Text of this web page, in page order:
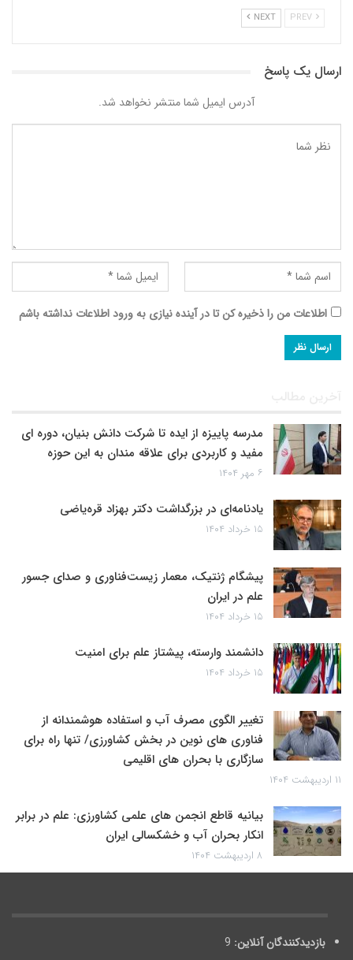
NEXT
ارسال یک پاسخ
آدرس ایمیل شما منتشر نخواهد شد.
اطلاعات من را ذخیره کن تا در آینده نیازی به ورود اطلاعات نداشته باشم
آخرین مطالب
مدرسه پاییزه از ایده تا شرکت دانش بنیان، دوره ای
مفید و کاربردی برای علاقه مندان به این حوزه
۶ مهر ۱۴۰۴
یادنامه‌ای در بزرگداشت دکتر بهزاد قره‌یاضی
۱۵ خرداد ۱۴۰۴
پیشگام ژنتیک، معمار زیست‌فناوری و صدای جسور
علم در ایران
۱۵ خرداد ۱۴۰۴
دانشمند وارسته، پیشتاز علم برای امنیت
۱۵ خرداد ۱۴۰۴
تغییر الگوی مصرف آب و استفاده هوشمندانه از
فناوری های نوین در بخش کشاورزی/ تنها راه برای
سازگاری با بحران های اقلیمی
۱۱ اردیبهشت ۱۴۰۴
بیانیه قاطع انجمن های علمی کشاورزی: علم در برابر
انکار بحران آب و خشکسالی ایران
۸ اردیبهشت ۱۴۰۴
بازدیدکنندگان آنلاین: 9